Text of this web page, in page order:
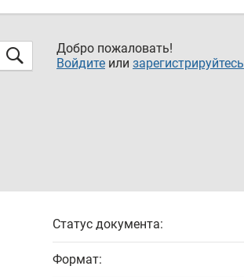
Добро пожаловать!
Войдите или зарегистрируйтесь
Статус документа:
Формат: